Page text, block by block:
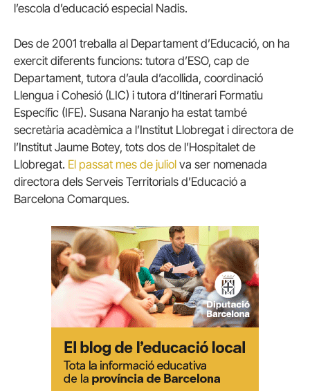
l’escola d’educació especial Nadis.
Des de 2001 treballa al Departament d’Educació, on ha
exercit diferents funcions: tutora d’ESO, cap de
Departament, tutora d’aula d’acollida, coordinació
Llengua i Cohesió (LIC) i tutora d’Itinerari Formatiu
Específic (IFE). Susana Naranjo ha estat també
secretària acadèmica a l’Institut Llobregat i directora de
l’Institut Jaume Botey, tots dos de l’Hospitalet de
Llobregat. El passat mes de juliol va ser nomenada
directora dels Serveis Territorials d’Educació a
Barcelona Comarques.